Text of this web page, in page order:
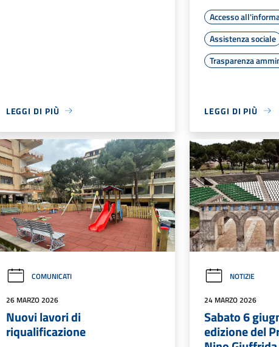
LEGGI DI PIÙ
Accesso
Assistenza sociale
Trasparenza
LEGGI DI PIÙ
COMUNICATI
26 MARZO 2026
Nuovi lavori di
riqualificazione
NOTIZIE
24 MARZO 2026
Sabato 6
edizione del